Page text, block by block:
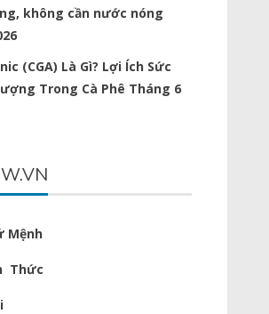
không cần nước nóng
(CGA) Là Gì? Lợi Ích Sức
Trong Cà Phê Tháng 6
Mệnh
Thức